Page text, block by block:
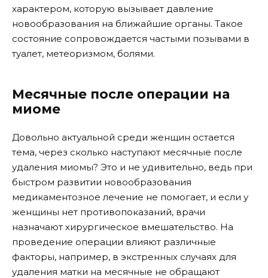
характером, которую вызывает давление
новообразования на ближайшие органы. Такое
состояние сопровождается частыми позывами в
туалет, метеоризмом, болями.
Месячные после операции на
миоме
Довольно актуальной среди женщин остается
тема, через сколько наступают месячные после
удаления миомы? Это и не удивительно, ведь при
быстром развитии новообразования
медикаментозное лечение не помогает, и если у
женщины нет противопоказаний, врачи
назначают хирургическое вмешательство. На
проведение операции влияют различные
факторы, например, в экстренных случаях для
удаления матки на месячные не обращают